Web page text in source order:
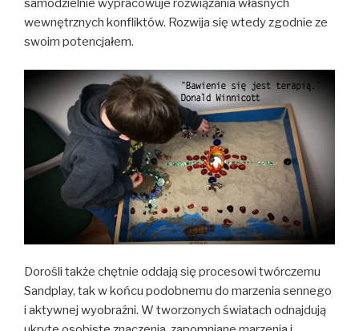
samodzielnie wypracowuje rozwiązania własnych
wewnętrznych konfliktów. Rozwija się wtedy zgodnie ze
swoim potencjałem.
Dorośli także chętnie oddają się procesowi twórczemu
Sandplay, tak w końcu podobnemu do marzenia sennego
i aktywnej wyobraźni. W tworzonych światach odnajdują